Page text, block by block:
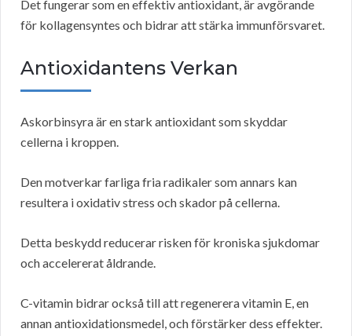
Det fungerar som en effektiv antioxidant, är avgörande
för kollagensyntes och bidrar att stärka immunförsvaret.
Antioxidantens Verkan
Askorbinsyra är en stark antioxidant som skyddar
cellerna i kroppen.
Den motverkar farliga fria radikaler som annars kan
resultera i oxidativ stress och skador på cellerna.
Detta beskydd reducerar risken för kroniska sjukdomar
och accelererat åldrande.
C-vitamin bidrar också till att regenerera vitamin E, en
annan antioxidationsmedel, och förstärker dess effekter.